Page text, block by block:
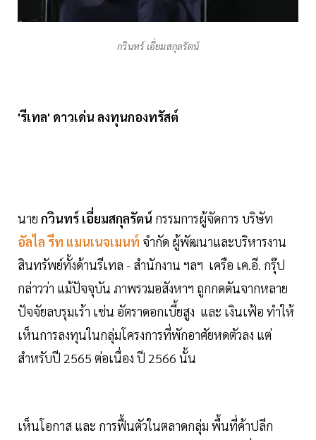
กวินทร์ เอี่ยมสกุลรัตน์
'รีเทล' ดาวเด่น ลงทุนกองทรัสต์
นาย กวินทร์ เอี่ยมสกุลรัตน์ กรรมการผู้จัดการ บริษัท
อัลไล รีท แมนเนจเมนท์ จำกัด ผู้พัฒนาและบริหารงาน
สินทรัพย์ทั้งด้านรีเทล - สำนักงาน ฯลฯ เครือ เค.อี. กรุ๊ป
กล่าวว่า แม้ปัจจุบัน ภาพรวมอสังหาฯ ถูกกดดันจากหลาย
ปัจจัยลบรุมเร้า เช่น อัตราดอกเบี้ยสูง และ เงินเฟ้อ ทำให้
เห็นการลงทุนในกลุ่มโครงการที่พักอาศัยหดตัวลง แต่
สำหรับปี 2565 ต่อเนื่อง ปี 2566 นั้น
เห็นโอกาส และ การฟื้นตัวในตลาดกลุ่ม พื้นที่ค้าปลีก